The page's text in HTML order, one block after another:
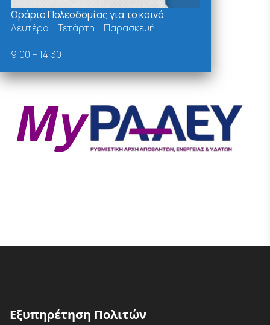
Εξυπηρέτηση Πολιτών
Ωράριο Πολεοδομίας για το κοινό
Δευτέρα – Τετάρτη – Παρασκευή
9:00 – 14:30